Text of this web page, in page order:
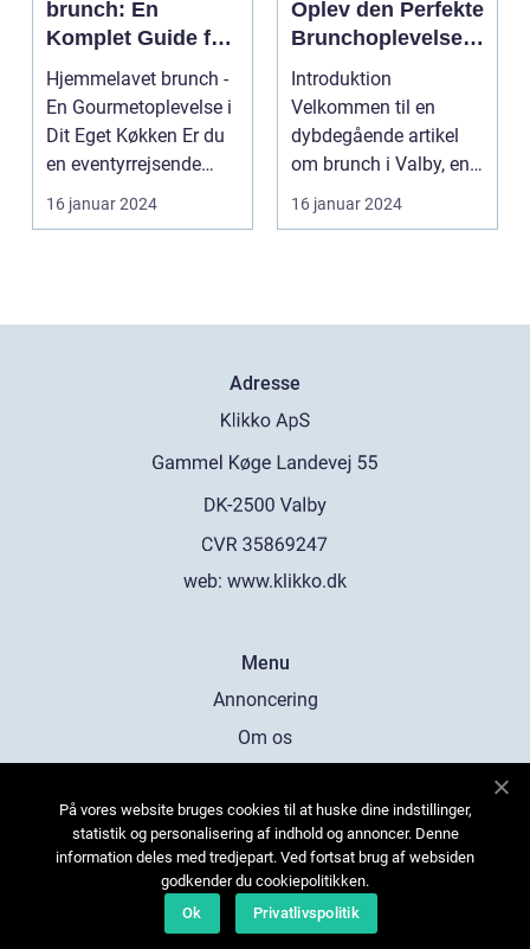
brunch: En
Komplet Guide for
Eventyrrejsende
og Backpackere
Hjemmelavet brunch -
En Gourmetoplevelse i
Dit Eget Køkken Er du
en eventyrrejsende
eller en backpa...
16 januar 2024
Oplev den Perfekte
Brunchoplevelse i
Vesterbro
Introduktion
Velkommen til en
dybdegående artikel
om brunch i Valby, en
populær og trendy
bydel i Kø...
16 januar 2024
Adresse
web: www.klikko.dk
Menu
Annoncering
Om os
Kontakt os
Sitemap
På vores website bruges cookies til at huske dine indstillinger,
statistik og personalisering af indhold og annoncer. Denne
information deles med tredjepart. Ved fortsat brug af websiden
godkender du cookiepolitikken.
Ok
Privatlivspolitik